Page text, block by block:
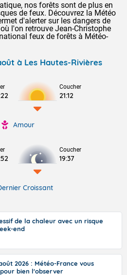
nos forêts sont de plus en
de feux. Découvrez la Météo
d'alerter sur les dangers de
l'on retrouve Jean-Christophe
feux de forêts à Météo-
à Les Hautes-Rivières
Coucher
21:12
Amour
Coucher
19:37
Croissant
de la chaleur avec un risque
end
2026 : Météo-France vous
bien l'observer